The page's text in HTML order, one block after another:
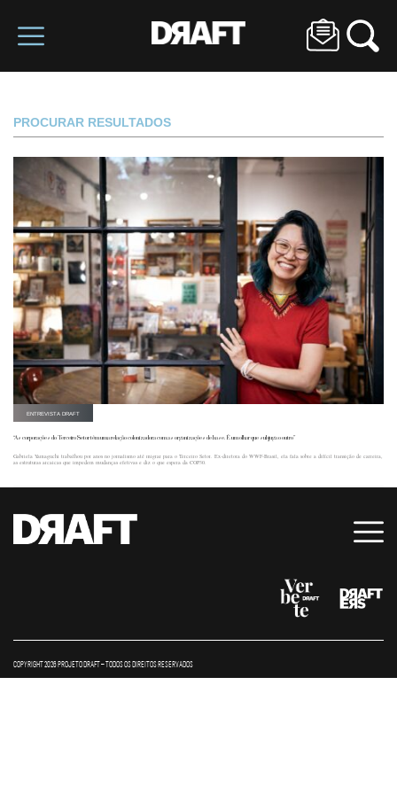
PROCURAR RESULTADOS
ENTREVISTA DRAFT
“As corporações do Terceiro Setor têm uma relação colonizadora com as organizações de base. É um olhar que subjuga o outro”
Gabriela Yamaguchi trabalhou por anos no jornalismo até migrar para o Terceiro Setor. Ex-diretora do WWF-Brasil, ela fala sobre a difícil transição de carreira,
as estruturas arcaicas que impedem mudanças efetivas e diz o que espera da COP30.
COPYRIGHT 2026 PROJETO DRAFT – TODOS OS DIREITOS RESERVADOS